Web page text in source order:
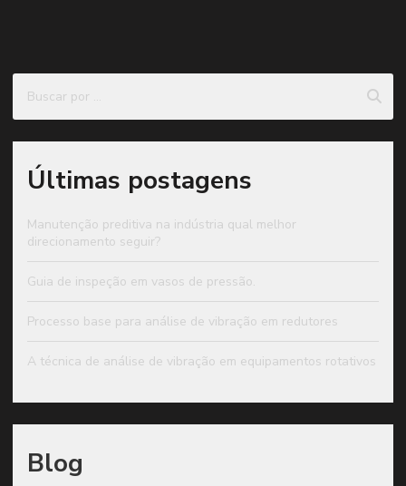
Últimas postagens
Manutenção preditiva na indústria qual melhor
direcionamento seguir?
Guia de inspeção em vasos de pressão.
Processo base para análise de vibração em redutores
A técnica de análise de vibração em equipamentos rotativos
Blog